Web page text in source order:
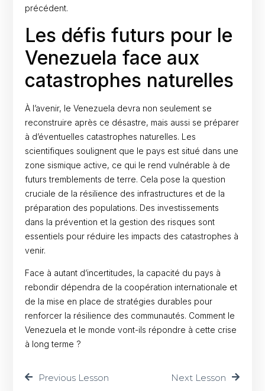
précédent.
Les défis futurs pour le
Venezuela face aux
catastrophes naturelles
À l’avenir, le Venezuela devra non seulement se
reconstruire après ce désastre, mais aussi se préparer
à d’éventuelles catastrophes naturelles. Les
scientifiques soulignent que le pays est situé dans une
zone sismique active, ce qui le rend vulnérable à de
futurs tremblements de terre. Cela pose la question
cruciale de la résilience des infrastructures et de la
préparation des populations. Des investissements
dans la prévention et la gestion des risques sont
essentiels pour réduire les impacts des catastrophes à
venir.
Face à autant d’incertitudes, la capacité du pays à
rebondir dépendra de la coopération internationale et
de la mise en place de stratégies durables pour
renforcer la résilience des communautés. Comment le
Venezuela et le monde vont-ils répondre à cette crise
à long terme ?
Previous Lesson Next Lesson